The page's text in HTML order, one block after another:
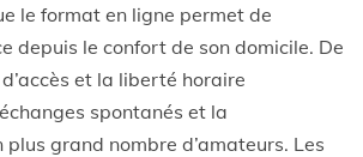
le format en ligne permet de
depuis le confort de son domicile. De
et la liberté horaire
spontanés et la
grand nombre d’amateurs. Les